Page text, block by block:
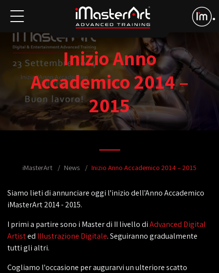
Inizio Anno
Accademico 2014 –
2015
iMasterArt News Inizio Anno Accademico 2014 – 2015
Siamo lieti di annunciare oggi l'inizio dell'Anno Accademico
iMasterArt 2014 - 2015.
I primi a partire sono i Master di II livello diAdvanced Digital
Artisted Illustrazione Digitale. Seguiranno gradualmente
tutti gli altri.
Cogliamo l'occasione per augurarvi un ulteriore scatto